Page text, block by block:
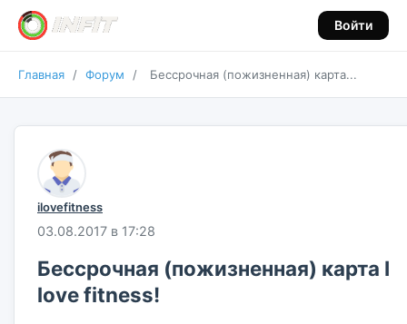
Войти
Главная / Форум / Бессрочная (пожизненная) карта...
ilovefitness
03.08.2017 в 17:28
Бессрочная (пожизненная) карта I
love fitness!